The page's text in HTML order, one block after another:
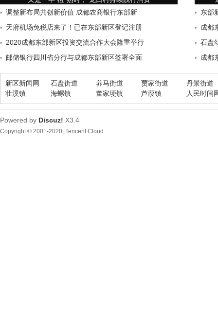
• 调整新布局共创新价值 成都农商银行东部新
• 天府机场免税店来了！已在东部新区登记注册
• 2020成都东部新区投资交流合作大会隆重举行
• 邮储银行四川省分行与成都东部新区签署全面
• 东部
• 成都
• 石盘
• 成都
新区新闻网 石盘街道 养马街道 贾家街道
丹景街道
壮溪镇
海螺镇 董家埂镇 芦葭镇 人民时间
Powered by Discuz! X3.4
Copyright © 2001-2020, Tencent Cloud.